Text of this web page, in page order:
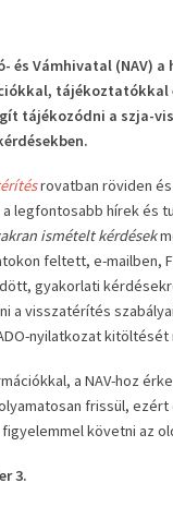
és Vámhivatal (NAV) a
tájékoztatókkal
tájékozódni a szja-
rovatban röviden
legfontosabb hírek és
ismételt kérdések
feltett, e-mailben,
gyakorlati
a visszatérítés
nyilatkozat kitöltését
a NAV-hoz
frissül, ezért
követni az
3.